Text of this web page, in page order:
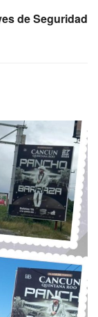
de Seguridad